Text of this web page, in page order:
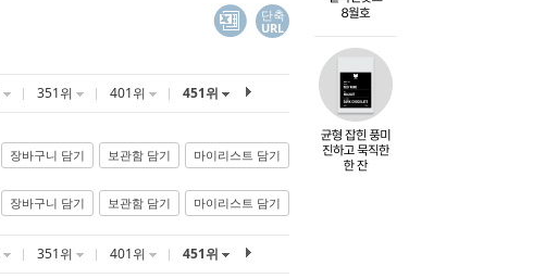
단축
URL
351위 401위 451위
장바구니 담기 보관함 담기 마이리스트 담기
장바구니 담기 보관함 담기 마이리스트 담기
351위 401위 451위